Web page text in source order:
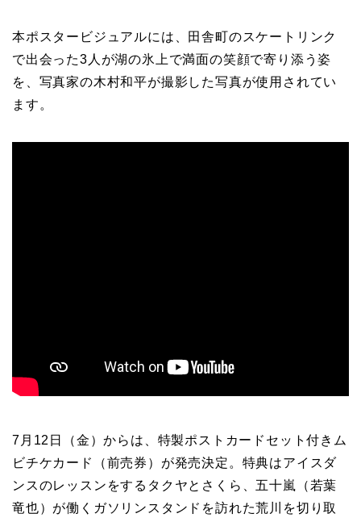
本ポスタービジュアルには、田舎町のスケートリンク
で出会った3人が湖の氷上で満面の笑顔で寄り添う姿
を、写真家の木村和平が撮影した写真が使用されてい
ます。
7月12日（金）からは、特製ポストカードセット付きム
ビチケカード（前売券）が発売決定。特典はアイスダ
ンスのレッスンをするタクヤとさくら、五十嵐（若葉
竜也）が働くガソリンスタンドを訪れた荒川を切り取